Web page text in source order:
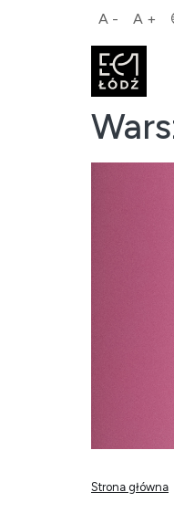
A - A +
Strona główna